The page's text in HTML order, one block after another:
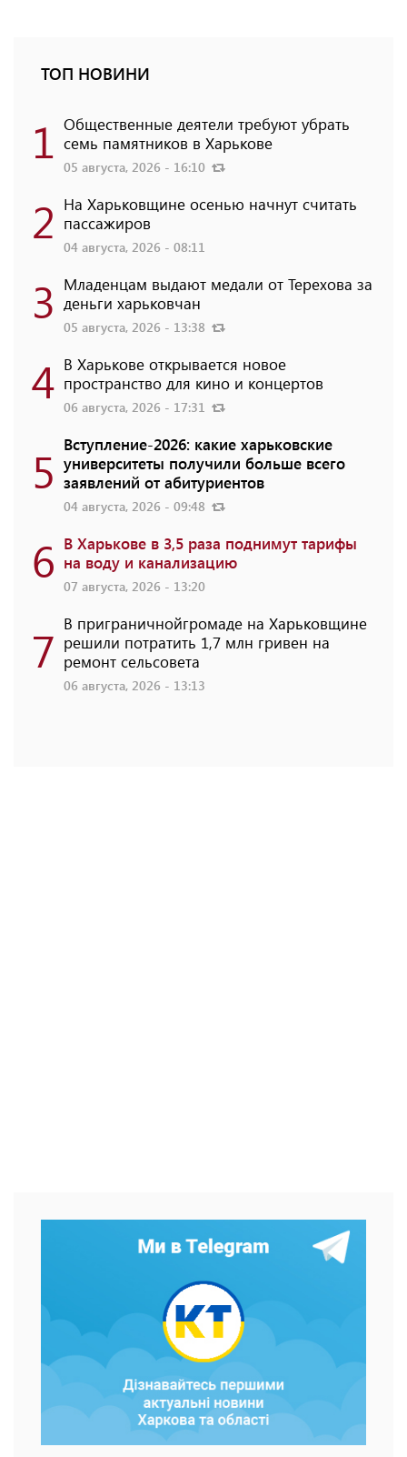
ТОП НОВИНИ
1 Общественные деятели требуют убрать
семь памятников в Харькове
05 августа, 2026 - 16:10
2 На Харьковщине осенью начнут считать
пассажиров
04 августа, 2026 - 08:11
3 Младенцам выдают медали от Терехова за
деньги харьковчан
05 августа, 2026 - 13:38
4 В Харькове открывается новое
пространство для кино и концертов
06 августа, 2026 - 17:31
5 Вступление-2026: какие харьковские
университеты получили больше всего
заявлений от абитуриентов
04 августа, 2026 - 09:48
6 В Харькове в 3,5 раза поднимут тарифы
на воду и канализацию
07 августа, 2026 - 13:20
7 В приграничнойгромаде на Харьковщине
решили потратить 1,7 млн ​​гривен на
ремонт сельсовета
06 августа, 2026 - 13:13